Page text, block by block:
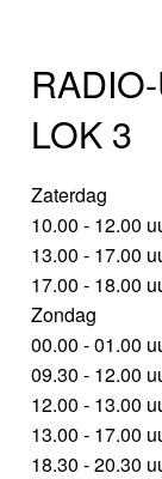
LOK 3
Zaterdag
10.00 - 12.00
13.00 - 17.00
17.00 - 18.00
Zondag
00.00 - 01.00
09.30 - 12.00
12.00 - 13.00
13.00 - 17.00
18.30 - 20.30